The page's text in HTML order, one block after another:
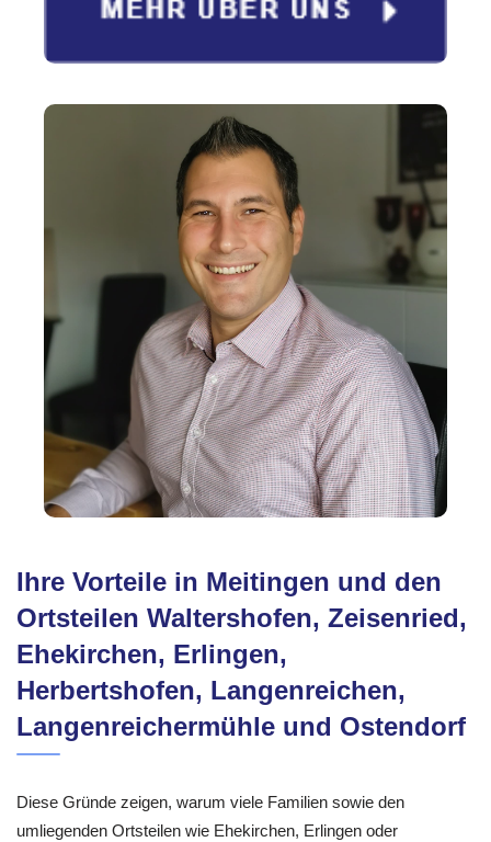
Ihre Vorteile in Meitingen und den
Ortsteilen Waltershofen, Zeisenried,
Ehekirchen, Erlingen,
Herbertshofen, Langenreichen,
Langenreichermühle und Ostendorf
Diese Gründe zeigen, warum viele Familien sowie den
umliegenden Ortsteilen wie Ehekirchen, Erlingen oder